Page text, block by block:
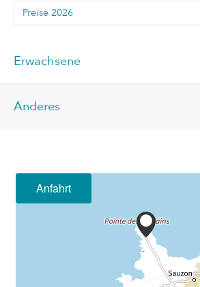
Erwachsene
Anderes
Anfahrt